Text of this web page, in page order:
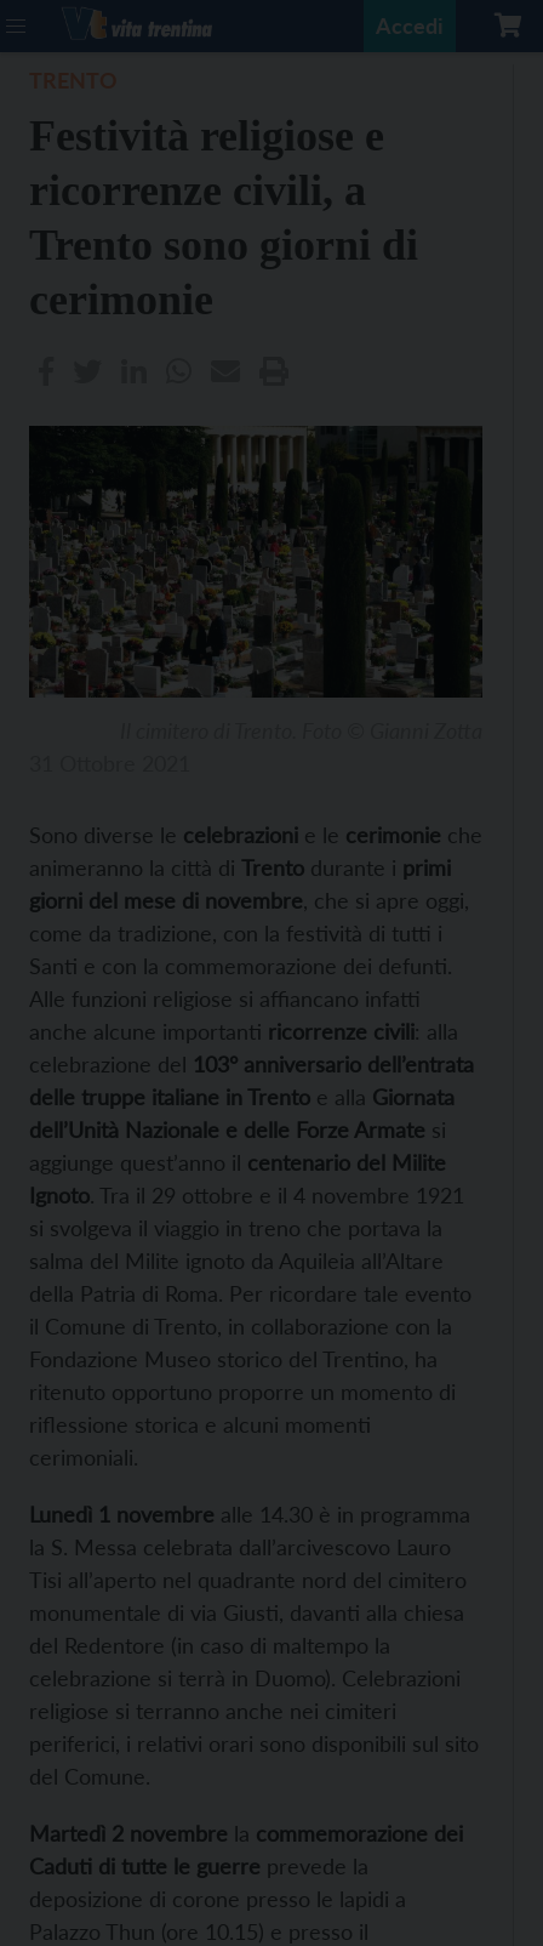
Accedi
Festività religiose e
ricorrenze civili, a
Trento sono giorni di
cerimonie
Sono diverse le celebrazioni e le cerimonie che
animeranno la città di Trento durante i primi
giorni del mese di novembre , che si apre oggi,
come da tradizione, con la festività di tutti i
Santi e con la commemorazione dei defunti.
Alle funzioni religiose si affiancano infatti
anche alcune importanti ricorrenze civili: alla
celebrazione del 103° anniversario dell’entrata
delle truppe italiane in Trento e alla Giornata
dell’Unità Nazionale e delle Forze Armate si
aggiunge quest’anno il centenario del Milite
Ignoto. Tra il 29 ottobre e il 4 novembre 1921
si svolgeva il viaggio in treno che portava la
salma del Milite ignoto da Aquileia all’Altare
della Patria di Roma. Per ricordare tale evento
il Comune di Trento, in collaborazione con la
Fondazione Museo storico del Trentino, ha
ritenuto opportuno proporre un momento di
riflessione storica e alcuni momenti
cerimoniali.
Lunedì 1 novembre alle 14.30 è in programma
la S. Messa celebrata dall’arcivescovo Lauro
Tisi all’aperto nel quadrante nord del cimitero
monumentale di via Giusti, davanti alla chiesa
del Redentore (in caso di maltempo la
celebrazione si terrà in Duomo). Celebrazioni
religiose si terranno anche nei cimiteri
periferici, i relativi orari sono disponibili sul sito
del Comune.
Martedì 2 novembre la commemorazione dei
Caduti di tutte le guerre prevede la
deposizione di corone presso le lapidi a
Palazzo Thun (ore 10.15) e presso il